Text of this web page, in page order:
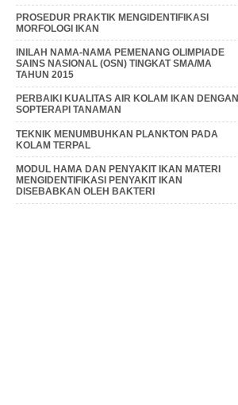
PROSEDUR PRAKTIK MENGIDENTIFIKASI
MORFOLOGI IKAN
INILAH NAMA-NAMA PEMENANG OLIMPIADE
SAINS NASIONAL (OSN) TINGKAT SMA/MA
TAHUN 2015
PERBAIKI KUALITAS AIR KOLAM IKAN DENGAN
SOPTERAPI TANAMAN
TEKNIK MENUMBUHKAN PLANKTON PADA
KOLAM TERPAL
MODUL HAMA DAN PENYAKIT IKAN MATERI
MENGIDENTIFIKASI PENYAKIT IKAN
DISEBABKAN OLEH BAKTERI